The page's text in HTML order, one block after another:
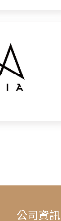
公司資訊